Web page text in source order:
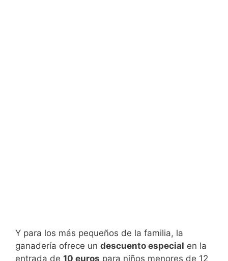
Y para los más pequeños de la familia, la
ganadería ofrece un descuento especial en la
entrada de 10 euros para niños menores de 12